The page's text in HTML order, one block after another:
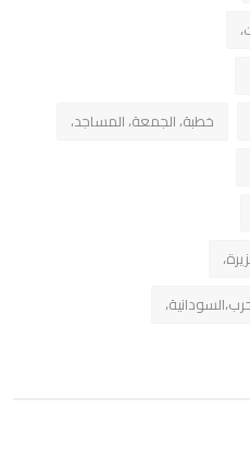
خطبة، الجمعة، المساجد،